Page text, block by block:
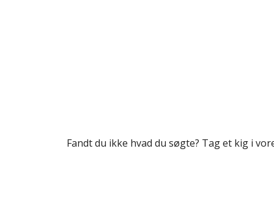
Fandt du ikke hvad du søgte? Tag et kig i